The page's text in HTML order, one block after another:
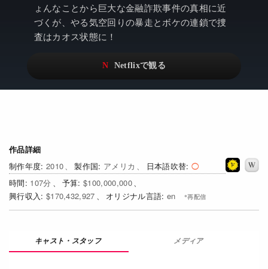
リアリティ
その他の国のTV番組
…
Netflix 高い評価の海外作品
過去の配信終了作品
Get Freaxフォーラム
ょんなことから巨大な金融詐欺事件の真相に近
づくが、やる気空回りの暴走とボケの連鎖で捜
査はカオス状態に！
作品詳細
2010
アメリカ
日本語吹替
107
$100,000,000
$170,432,927
en
メディア